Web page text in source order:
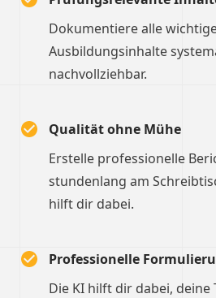
Dokumentiere alle
Ausbildungsinhalte
nachvollziehbar.
Qualität ohne Mühe
Erstelle professionelle
stundenlang am
hilft dir dabei.
Professionelle
Die KI hilft dir dabei,